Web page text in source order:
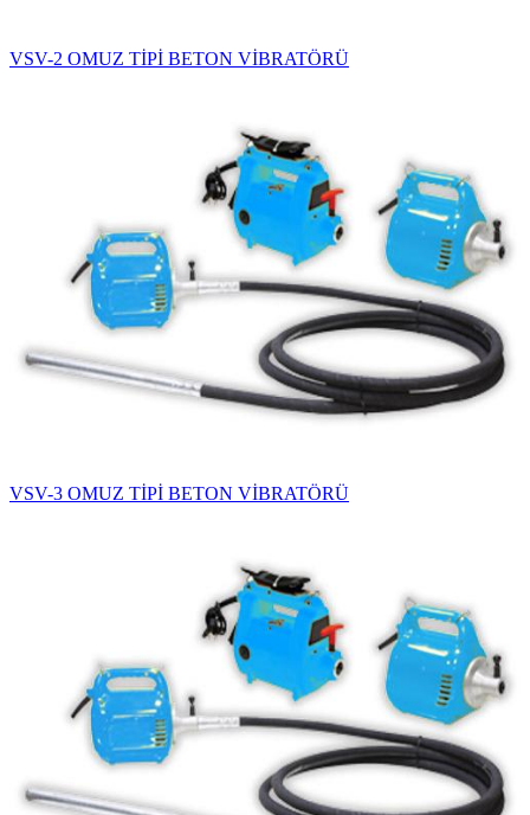
VSV-2 OMUZ TİPİ BETON VİBRATÖRÜ
VSV-3 OMUZ TİPİ BETON VİBRATÖRÜ